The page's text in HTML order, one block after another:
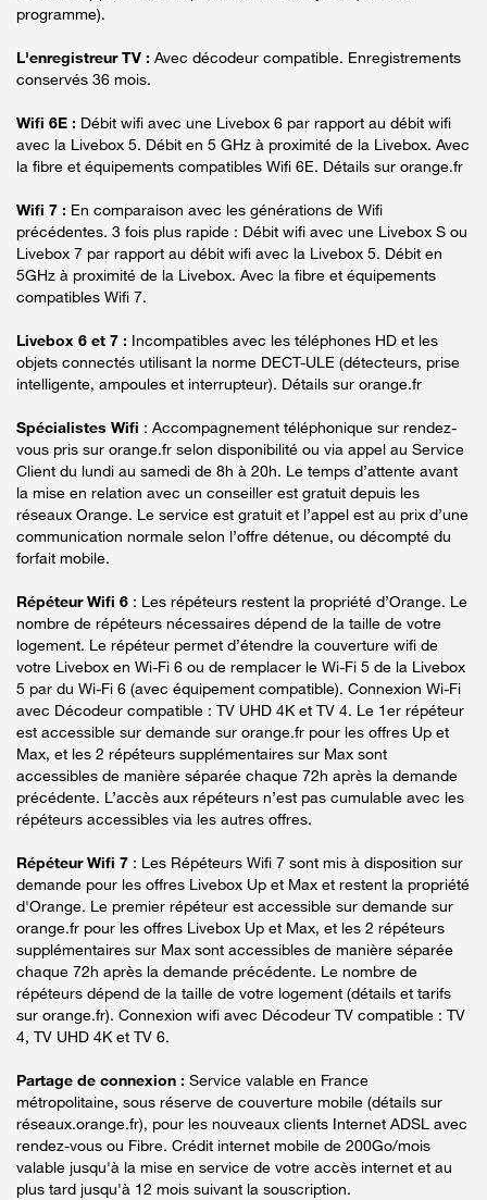
programme).
L'enregistreur TV : Avec décodeur compatible. Enregistrements
conservés 36 mois.
Wifi 6E : Débit wifi avec une Livebox 6 par rapport au débit wifi
avec la Livebox 5. Débit en 5 GHz à proximité de la Livebox. Avec
la fibre et équipements compatibles Wifi 6E. Détails sur orange.fr
Wifi 7 : En comparaison avec les générations de Wifi
précédentes. 3 fois plus rapide : Débit wifi avec une Livebox S ou
Livebox 7 par rapport au débit wifi avec la Livebox 5. Débit en
5GHz à proximité de la Livebox. Avec la fibre et équipements
compatibles Wifi 7.
Livebox 6 et 7 : Incompatibles avec les téléphones HD et les
objets connectés utilisant la norme DECT-ULE (détecteurs, prise
intelligente, ampoules et interrupteur). Détails sur orange.fr
Spécialistes Wifi : Accompagnement téléphonique sur rendez-
vous pris sur orange.fr selon disponibilité ou via appel au Service
Client du lundi au samedi de 8h à 20h. Le temps d’attente avant
la mise en relation avec un conseiller est gratuit depuis les
réseaux Orange. Le service est gratuit et l’appel est au prix d’une
communication normale selon l’offre détenue, ou décompté du
forfait mobile.
Répéteur Wifi 6 : Les répéteurs restent la propriété d’Orange. Le
nombre de répéteurs nécessaires dépend de la taille de votre
logement. Le répéteur permet d’étendre la couverture wifi de
votre Livebox en Wi-Fi 6 ou de remplacer le Wi-Fi 5 de la Livebox
5 par du Wi-Fi 6 (avec équipement compatible). Connexion Wi-Fi
avec Décodeur compatible : TV UHD 4K et TV 4. Le 1er répéteur
est accessible sur demande sur orange.fr pour les offres Up et
Max, et les 2 répéteurs supplémentaires sur Max sont
accessibles de manière séparée chaque 72h après la demande
précédente. L’accès aux répéteurs n’est pas cumulable avec les
répéteurs accessibles via les autres offres.
Répéteur Wifi 7 : Les Répéteurs Wifi 7 sont mis à disposition sur
demande pour les offres Livebox Up et Max et restent la propriété
d'Orange. Le premier répéteur est accessible sur demande sur
orange.fr pour les offres Livebox Up et Max, et les 2 répéteurs
supplémentaires sur Max sont accessibles de manière séparée
chaque 72h après la demande précédente. Le nombre de
répéteurs dépend de la taille de votre logement (détails et tarifs
sur orange.fr). Connexion wifi avec Décodeur TV compatible : TV
4, TV UHD 4K et TV 6.
Partage de connexion : Service valable en France
métropolitaine, sous réserve de couverture mobile (détails sur
réseaux.orange.fr), pour les nouveaux clients Internet ADSL avec
rendez-vous ou Fibre. Crédit internet mobile de 200Go/mois
valable jusqu'à la mise en service de votre accès internet et au
plus tard jusqu'à 12 mois suivant la souscription.